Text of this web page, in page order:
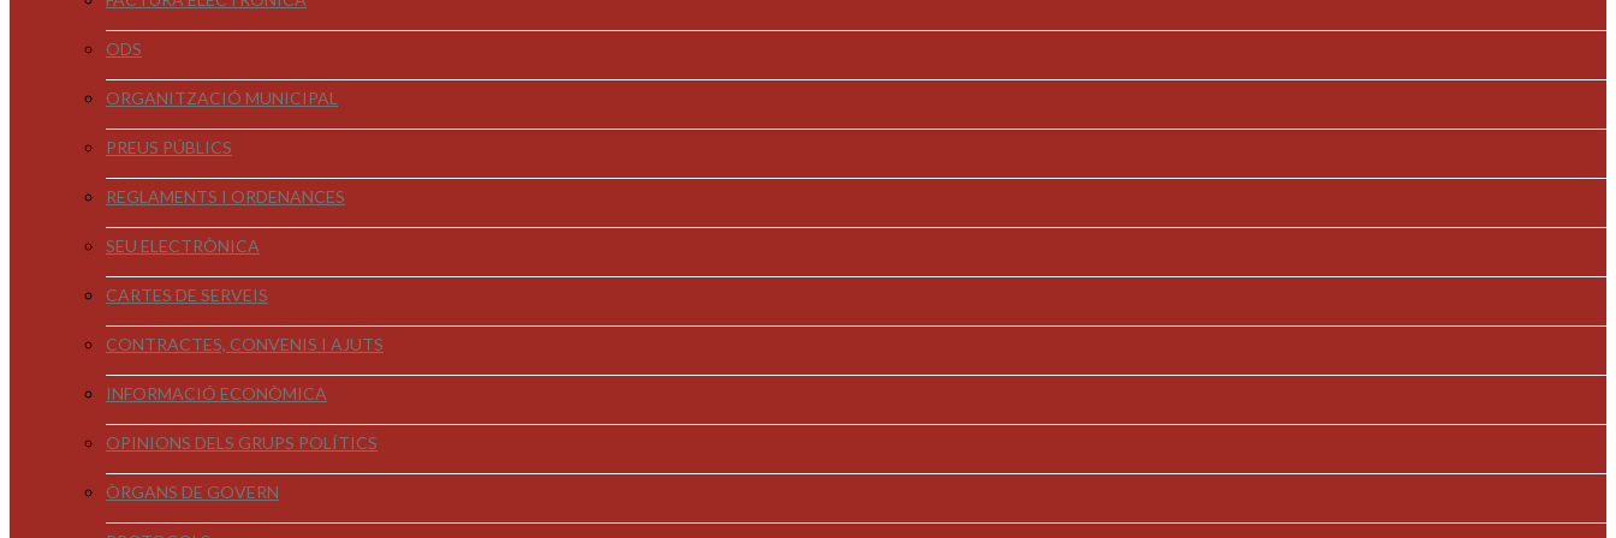
ODS
ORGANITZACIÓ MUNICIPAL
PREUS PÚBLICS
REGLAMENTS I ORDENANCES
SEU ELECTRÒNICA
CARTES DE SERVEIS
CONTRACTES, CONVENIS I AJUTS
INFORMACIÓ ECONÒMICA
OPINIONS DELS GRUPS POLÍTICS
ÒRGANS DE GOVERN